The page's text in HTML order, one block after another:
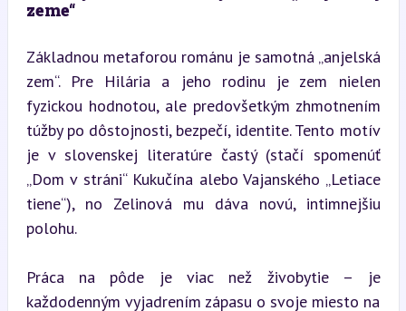
zeme“
Základnou metaforou románu je samotná „anjelská
zem“. Pre Hilária a jeho rodinu je zem nielen
fyzickou hodnotou, ale predovšetkým zhmotnením
túžby po dôstojnosti, bezpečí, identite. Tento motív
je v slovenskej literatúre častý (stačí spomenúť
„Dom v stráni“ Kukučína alebo Vajanského „Letiace
tiene“), no Zelinová mu dáva novú, intimnejšiu
polohu.
Práca na pôde je viac než živobytie – je
každodenným vyjadrením zápasu o svoje miesto na